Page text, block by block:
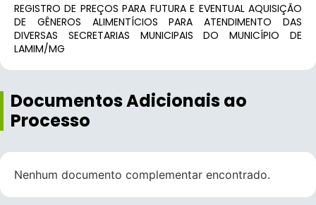
REGISTRO DE PREÇOS PARA FUTURA E EVENTUAL AQUISIÇÃO
DE GÊNEROS ALIMENTÍCIOS PARA ATENDIMENTO DAS
DIVERSAS SECRETARIAS MUNICIPAIS DO MUNICÍPIO DE
LAMIM/MG
Documentos Adicionais ao
Processo
Nenhum documento complementar encontrado.